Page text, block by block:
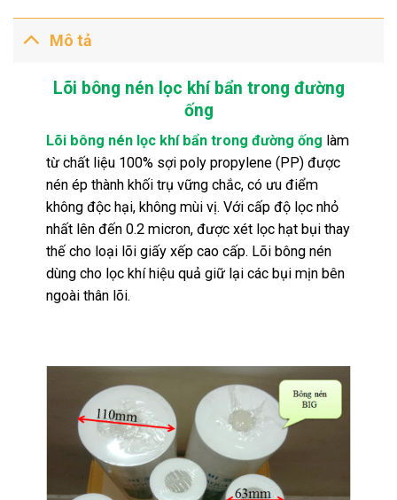
Mô tả
Lõi bông nén lọc khí bẩn trong đường
ống
Lõi bông nén lọc khí bẩn trong đường ống làm
từ chất liệu 100% sợi poly propylene (PP) được
nén ép thành khối trụ vững chắc, có ưu điểm
không độc hại, không mùi vị. Với cấp độ lọc nhỏ
nhất lên đến 0.2 micron, được xét lọc hạt bụi thay
thế cho loại lõi giấy xếp cao cấp. Lõi bông nén
dùng cho lọc khí hiệu quả giữ lại các bụi mịn bên
ngoài thân lõi.